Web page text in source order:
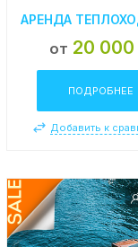
от 20
ПОДРОБНЕЕ
Добавить к